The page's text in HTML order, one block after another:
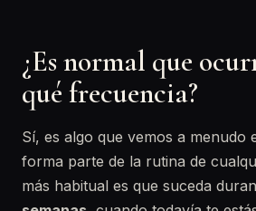
¿Es normal que
qué frecuencia?
Sí, es algo que vemos a menudo
forma parte de la rutina de
más habitual es que suceda